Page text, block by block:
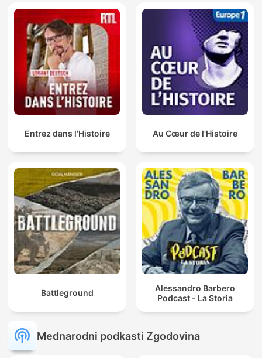
Entrez dans l'Histoire Au Cœur de l'Histoire
Battleground
Alessandro Barbero
Podcast - La Storia
Mednarodni podkasti Zgodovina